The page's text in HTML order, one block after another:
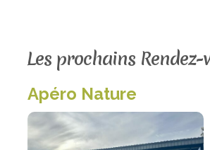
Les prochains
Apéro Nature